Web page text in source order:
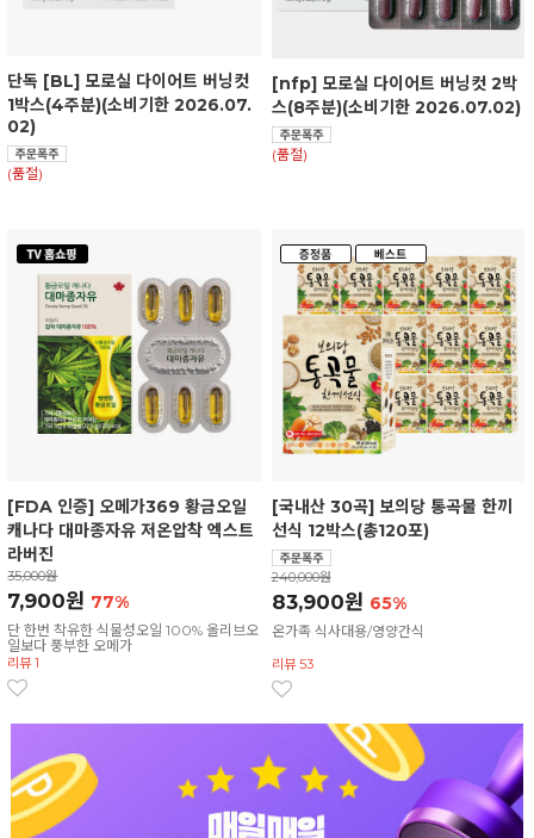
단독 [BL] 모로실 다이어트 버닝컷
1박스(4주분)(소비기한 2026.07.
02)
(품절)
[nfp] 모로실 다이어트 버닝컷 2박
스(8주분)(소비기한 2026.07.02)
(품절)
[FDA 인증] 오메가369 황금오일
캐나다 대마종자유 저온압착 엑스트
라버진
35,000원
7,900원 77%
단 한번 착유한 식물성오일 100% 올리브오
일보다 풍부한 오메가
리뷰 1
[국내산 30곡] 보의당 통곡물 한끼
선식 12박스(총120포)
240,000원
83,900원 65%
온가족 식사대용/영양간식
리뷰 53